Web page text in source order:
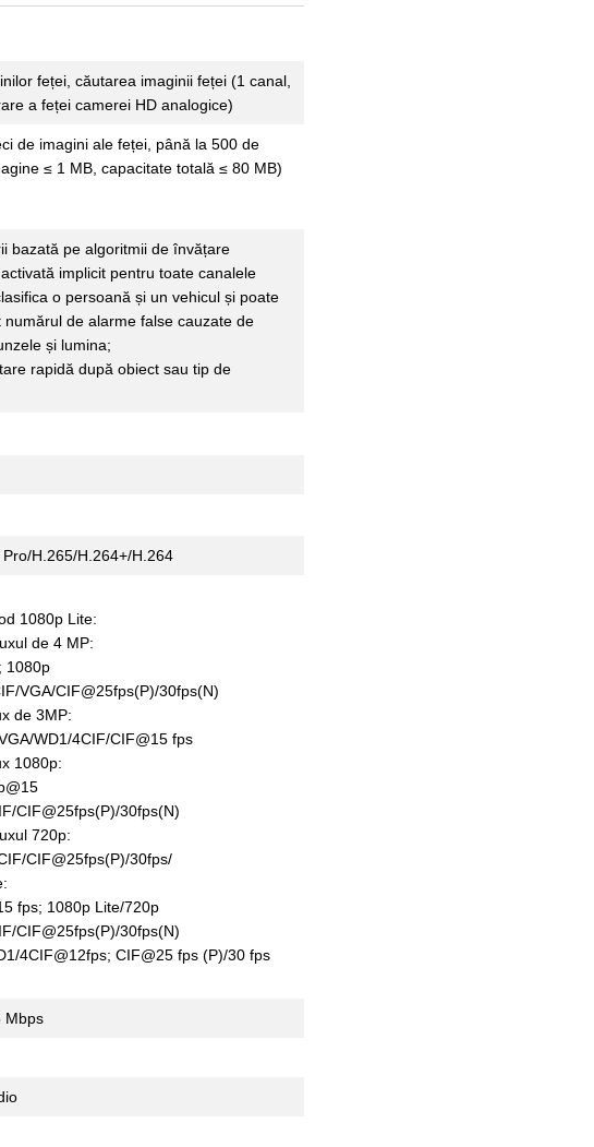
feței, căutarea imaginii feței (1 canal,
a feței camerei HD analogice)
de imagini ale feței, până la 500 de
≤ 1 MB, capacitate totală ≤ 80 MB)
bazată pe algoritmii de învățare
implicit pentru toate canalele
o persoană și un vehicul și poate
numărul de alarme false cauzate de
și lumina;
rapidă după obiect sau tip de
H.265/H.264+/H.264
1080p Lite:
de 4 MP:
1080p
VGA/CIF@25fps(P)/30fps(N)
de 3MP:
WD1/4CIF/CIF@15 fps
1080p:
CIF@25fps(P)/30fps(N)
720p:
CIF@25fps(P)/30fps/
fps; 1080p Lite/720p
CIF@25fps(P)/30fps(N)
4CIF@12fps; CIF@25 fps (P)/30 fps
Mbps